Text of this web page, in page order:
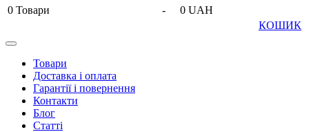
0 Товари -
0 UAH
КОШИК
Товари
Доставка і оплата
Гарантії і повернення
Контакти
Блог
Статті